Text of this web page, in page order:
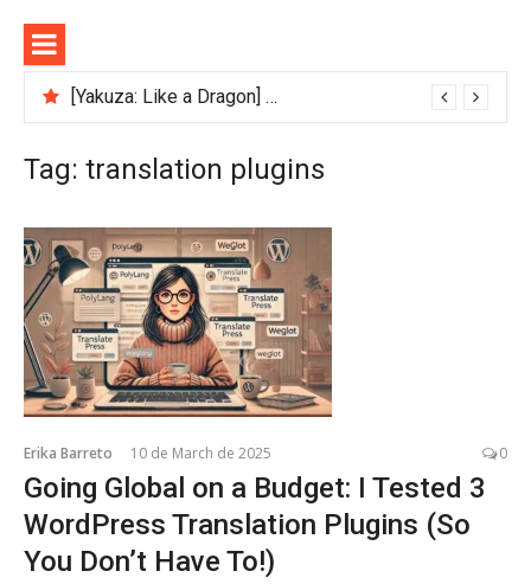
content
[Yakuza: Like a Dragon] Business Management Guide
Tag: translation plugins
Erika Barreto 10 de March de 2025 0
Going Global on a Budget: I Tested 3
WordPress Translation Plugins (So
You Don’t Have To!)